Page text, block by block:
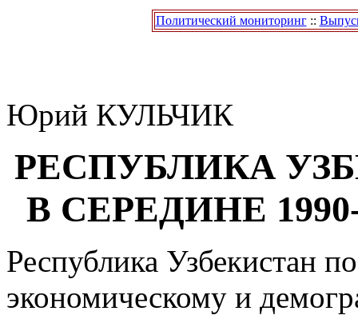
Политический мониторинг::
Юрий КУЛЬЧИК
РЕСПУБЛИКА
В СЕРЕДИНЕ
Республика Узбекистан
экономическому и